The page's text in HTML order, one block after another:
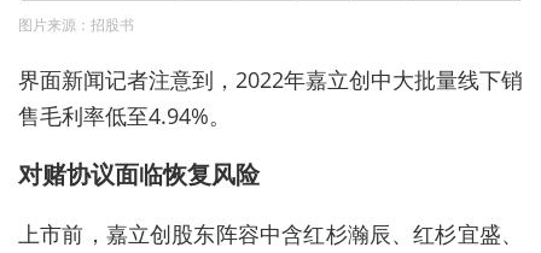
图片来源：招股书
界面新闻记者注意到，2022年嘉立创中大批量线下销
售毛利率低至4.94%。
对赌协议面临恢复风险
上市前，嘉立创股东阵容中含红杉瀚辰、红杉宜盛、